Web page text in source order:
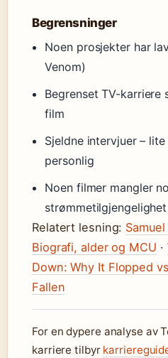
Begrensninger
Noen prosjekter har
Venom)
Begrenset TV-karriere
film
Sjeldne intervjuer –
personlig
Noen filmer mangler
strømmetilgjengelighet
Relatert lesning:
Biografi, alder og MCU ·
Down: Why It Flopped
Fallen
For en dypere analyse av
karriere tilbyr